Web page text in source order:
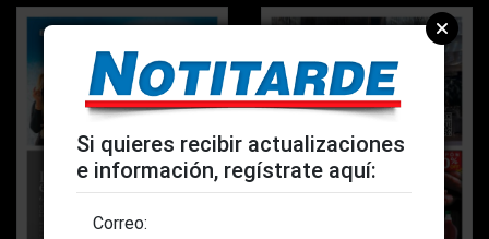
Si quieres recibir actualizaciones
e información, regístrate aquí:
Correo: